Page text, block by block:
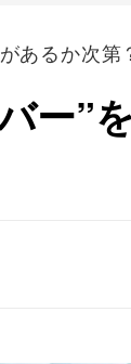
あるか次第
ー”